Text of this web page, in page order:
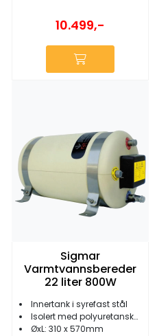
10.499,-
Sigmar
Varmtvannsbereder
22 liter 800W
Innertank i syrefast stål
Isolert med polyuretanskum
ØxL: 310 x 570mm